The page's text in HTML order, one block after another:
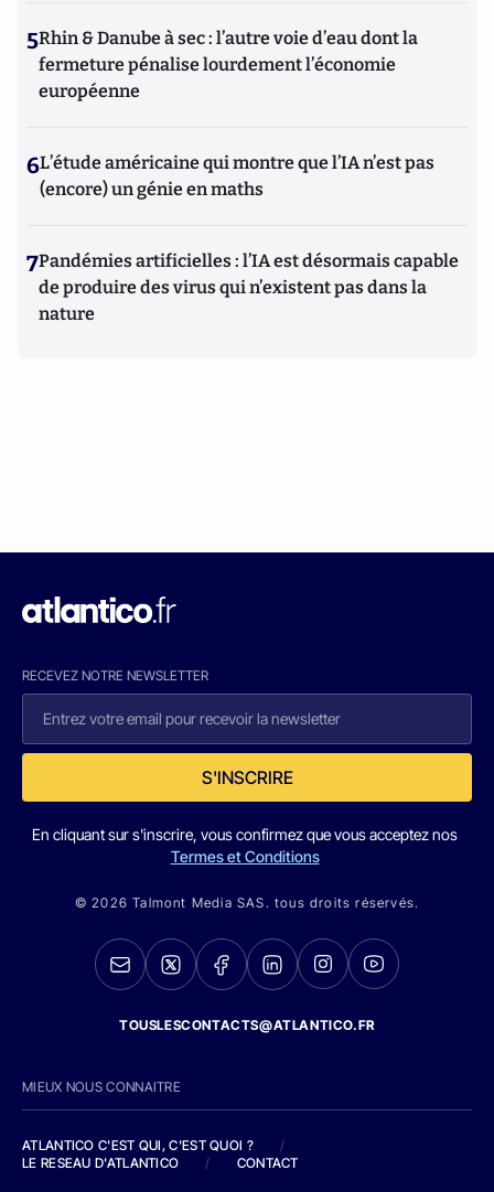
5Rhin & Danube à sec : l’autre voie d’eau dont la
fermeture pénalise lourdement l’économie
européenne
6L’étude américaine qui montre que l’IA n’est pas
(encore) un génie en maths
7Pandémies artificielles : l’IA est désormais capable
de produire des virus qui n’existent pas dans la
nature
RECEVEZ NOTRE NEWSLETTER
S'INSCRIRE
En cliquant sur s'inscrire, vous confirmez que vous acceptez nos
Termes et Conditions
© 2026 Talmont Media SAS. tous droits réservés.
TOUSLESCONTACTS@ATLANTICO.FR
MIEUX NOUS CONNAITRE
ATLANTICO C'EST QUI, C'EST QUOI ?
/
LE RESEAU D'ATLANTICO
/ CONTACT